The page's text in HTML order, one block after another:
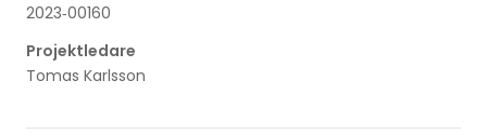
2023‐00160
Projektledare
Tomas Karlsson